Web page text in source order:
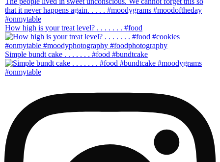
How high is your treat level? . . . . . . . #food
Simple bundt cake . . . . . . . #food #bundtcake